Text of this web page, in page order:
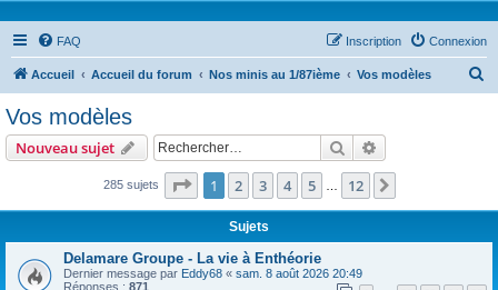
FAQ Connexion
Inscription
Accueil Accueil du forum Nos minis au 1/87ième Vos modèles
e
Vos modèles
Nouveau sujet Rechercher
285 sujets Page 1sur12
1 2 3 4 5 12
Sujets
Delamare Groupe - La vie à Enthéorie
Dernier message par Eddy68 « sam. 8 août 2026 20:49
Réponses : 871